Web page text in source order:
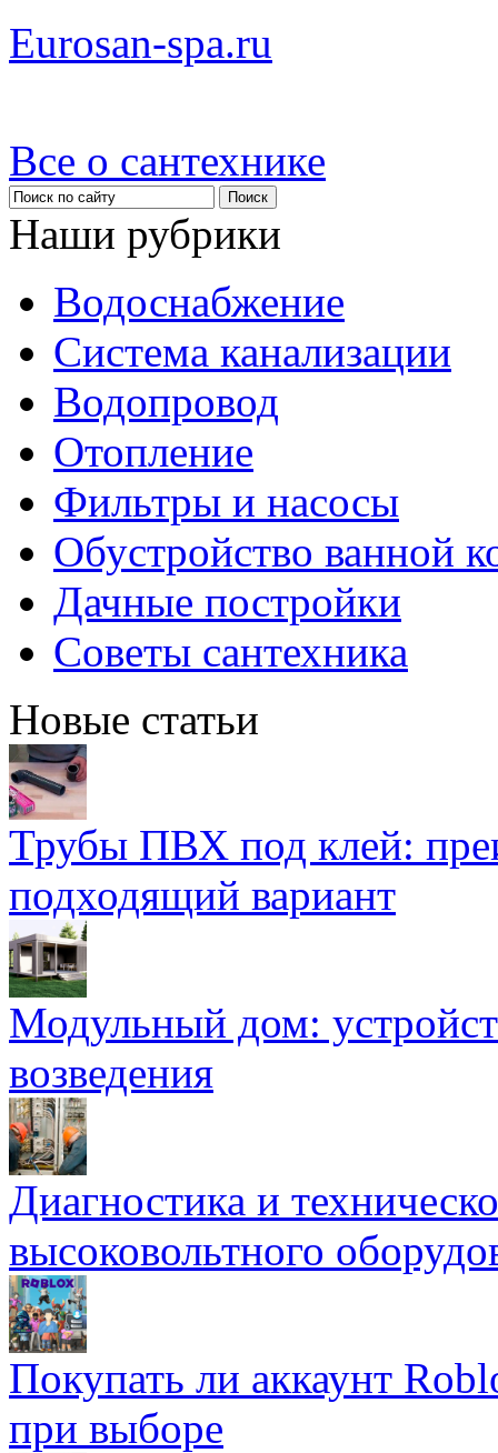
Eurosan-spa.ru
Все о сантехнике
Наши рубрики
Водоснабжение
Система канализации
Водопровод
Отопление
Фильтры и насосы
Обустройство ванной
Дачные постройки
Советы сантехника
Новые статьи
Трубы ПВХ под клей:
подходящий вариант
Модульный дом:
возведения
Диагностика и
высоковольтного
Покупать ли аккаунт
при выборе